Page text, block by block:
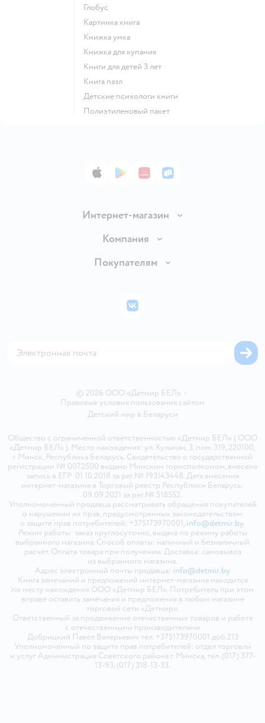
глобус
картинка книга
книжка умка
книжка для купания
книги для детей 3 лет
книга пазл
детские психологи книги
полиэтиленовый пакет
App StoreGoogle Play
AppGallery
RuStore
Интернет-магазин
Доставка и оплата
Правила продажи
Политика использования файлов cookie
Компания
Вакансии
Покупателям
Бонусные карты
© 2026 ООО «Детмир БЕЛ» •
Правовые условия пользования сайтом
Детский мир в Беларуси
Общество с ограниченной ответственностью «Детмир БЕЛ» ( ООО
«Детмир БЕЛ» ). Место нахождения: ул. Кульман, 3, пом. 319, 220100,
г. Минск, Республика Беларусь. Свидетельство о государственной
регистрации № 0072500 выдано Минским горисполкомом, внесена
запись в ЕГР 01.10.2018 за рег.№ 193143448. Дата внесения
интернет-магазина в Торговый реестр Республики Беларусь:
09.09.2021 за рег.№ 518552.
Уполномоченный продавца рассматривать обращения покупателей
о нарушении их прав, предусмотренных законодательством
о защите прав потребителей: +375173970001, info@detmir.by.
Режим работы: заказ круглосуточно, выдача по режиму работы
выбранного магазина. Способ оплаты: наличный и безналичный
расчёт. Оплата товара при получении. Доставка: самовывоз
из выбранного магазина.
Адрес электронной почты продавца: info@detmir.by
Книга замечаний и предложений интернет-магазина находится
по месту нахождения ООО «Детмир БЕЛ». Потребитель при этом
вправе оставить замечания и предложения в любом магазине
торговой сети «Детмир».
Ответственный за продвижение отечественных товаров и работе
с отечественными производителями
Добрицкий Павел Валерьевич тел. +375173970001 доб.213
Уполномоченный по защите прав потребителей: отдел торговли
и услуг Администрация Советского района г. Минска, тел. (017) 377-
13-93, (017) 318-13-33.
ВКонтакте